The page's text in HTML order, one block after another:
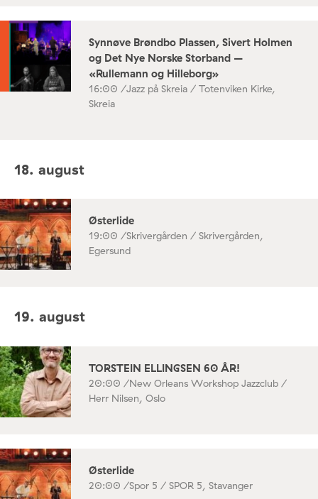
Synnøve Brøndbo Plassen, Sivert Holmen
og Det Nye Norske Storband –
«Rullemann og Hilleborg»
16:00 /Jazz på Skreia / Totenviken Kirke,
Skreia
18. august
Østerlide
19:00 /Skrivergården / Skrivergården,
Egersund
19. august
TORSTEIN ELLINGSEN 60 ÅR!
20:00 /New Orleans Workshop Jazzclub /
Herr Nilsen, Oslo
Østerlide
20:00 /Spor 5 / SPOR 5, Stavanger